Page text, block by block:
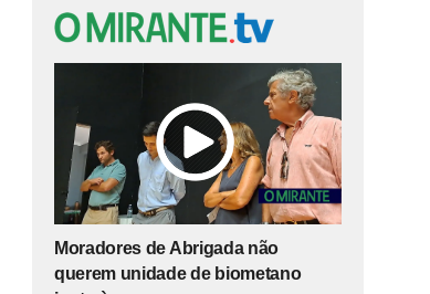
Moradores de Abrigada não
querem unidade de biometano